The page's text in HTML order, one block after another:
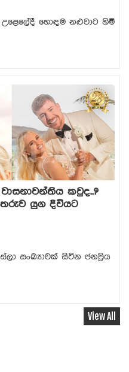
උළෙලේදී හොඳම නළුවාට හිමි
කවුද..?
තරුව යුග දිවියට
සංඛ්‍යාවක් සිටින ජනප්‍රිය
View All